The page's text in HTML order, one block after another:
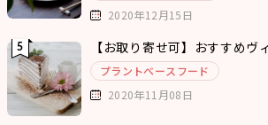
2020年12月15日
【お取り寄せ可】おすすめヴ
プラントベースフード
2020年11月08日